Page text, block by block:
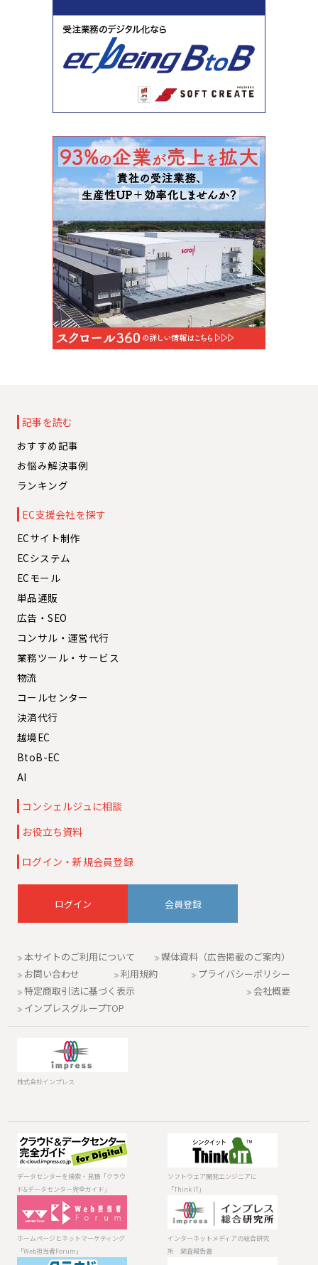
記事を読む
おすすめ記事
お悩み解決事例
ランキング
EC支援会社を探す
ECサイト制作
ECシステム
ECモール
単品通販
広告・SEO
コンサル・運営代行
業務ツール・サービス
物流
コールセンター
決済代行
越境EC
BtoB-EC
AI
コンシェルジュに相談
お役立ち資料
ログイン・新規会員登録
会員登録
本サイトのご利用について
媒体資料（広告掲載のご案内）
お問い合わせ
利用規約
プライバシーポリシー
特定商取引法に基づく表示
会社概要
インプレスグループTOP
株式会社インプレス
データセンター
を検索・見積
「クラウド&デー
タセンター完全
ソフトウェア開
発エンジニアに
「Think IT」
ホームページと
ネットマーケテ
ィング「Web担
当者Forum」
インターネット
メディアの総合
研究所 調査報
データセンターを検索・見積「クラウ
ド&データセンター完全ガイド」
ソフトウェア開発エンジニアに
「Think IT」
ホームページとネットマーケティング
「Web担当者Forum」
インターネットメディアの総合研究
所 調査報告書